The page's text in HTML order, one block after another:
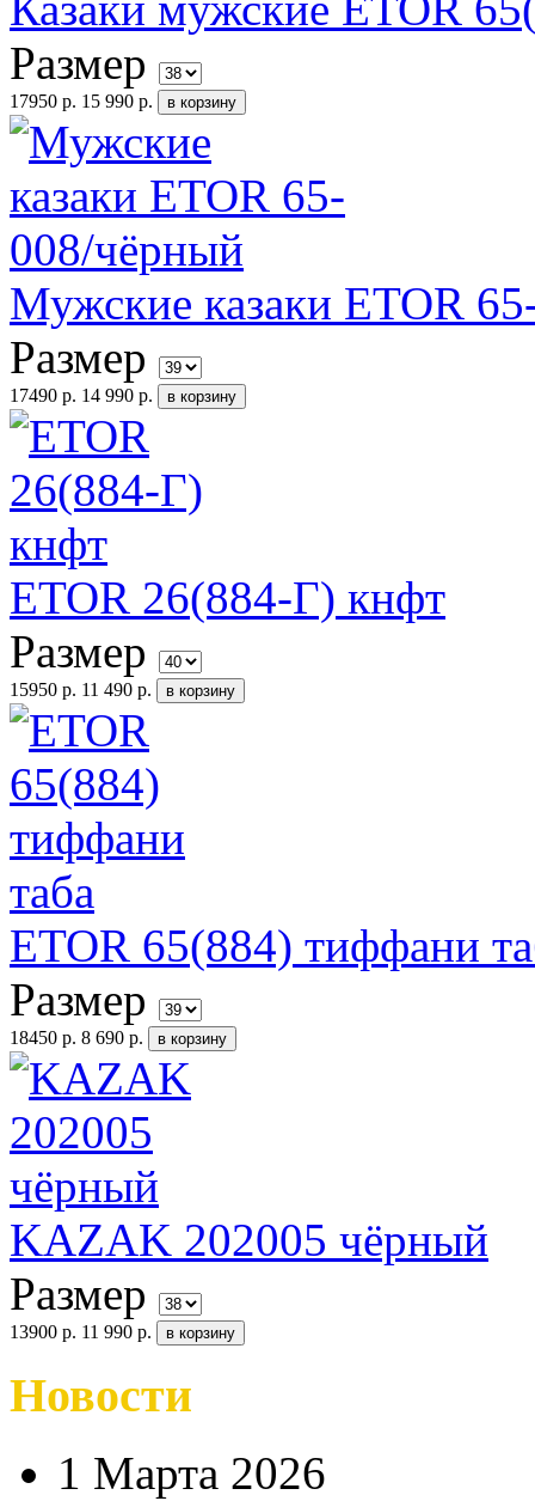
Размер
17950 р. 15 990 р.
Мужские казаки ETOR
Размер
17490 р. 14 990 р.
ETOR 26(884-Г) кнфт
Размер
15950 р. 11 490 р.
ETOR 65(884) тиффани
Размер
18450 р. 8 690 р.
KAZAK 202005 чёрный
Размер
13900 р. 11 990 р.
Новости
1 Марта 2026